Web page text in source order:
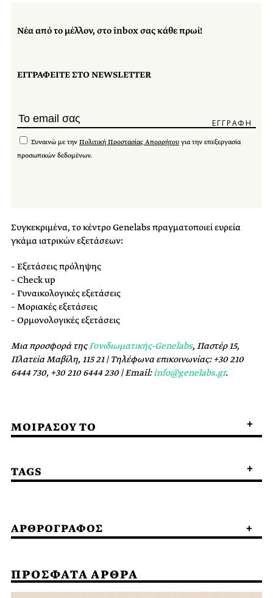
Νέα από το μέλλον, στο inbox σας κάθε πρωί!
ΕΓΓΡΑΦΕΙΤΕ ΣΤΟ NEWSLETTER
Συναινώ με την Πολιτική Προστασίας Απορρήτου για την επεξεργασία
προσωπικών δεδομένων.
Συγκεκριμένα, το κέντρο Genelabs πραγματοποιεί ευρεία
γκάμα ιατρικών εξετάσεων:
– Εξετάσεις πρόληψης
– Check up
– Γυναικολογικές εξετάσεις
– Μοριακές εξετάσεις
– Ορμονολογικές εξετάσεις
Μια προσφορά τηςΓονιδιωματικής-Genelabs, Παστέρ 15,
Πλατεία Μαβίλη, 115 21 | Τηλέφωνα επικοινωνίας: +30 210
6444 730, +30 210 6444 230 | Email:info@genelabs.gr.
ΜΟΙΡΑΣΟΥ ΤΟ
TAGS
ΑΡΘΡΟΓΡΑΦΟΣ
ΠΡΟΣΦΑΤΑ ΑΡΘΡΑ